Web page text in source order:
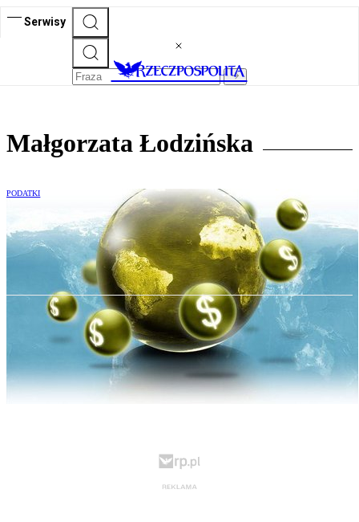
Serwisy
Małgorzata Łodzińska
PODATKI
Usługi elektroniczne będą opodatkowane
VAT w państwie konsumpcji